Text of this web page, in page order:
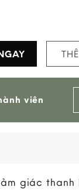
Oval Trắng
viên
giác thanh